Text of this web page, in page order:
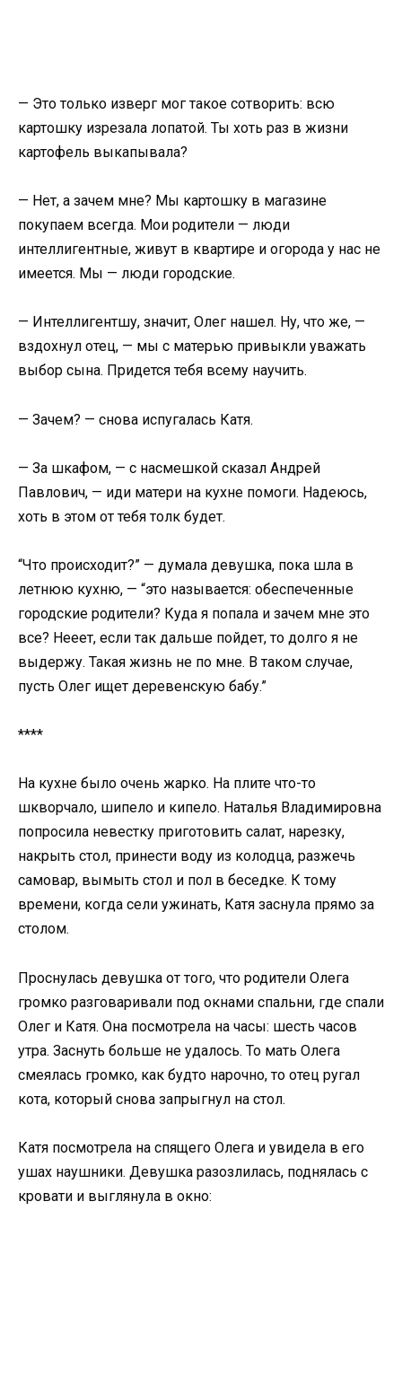
— Это только изверг мог такое сотворить: всю
картошку изрезала лопатой. Ты хоть раз в жизни
картофель выкапывала?
— Нет, а зачем мне? Мы картошку в магазине
покупаем всегда. Мои родители — люди
интеллигентные, живут в квартире и огорода у нас не
имеется. Мы — люди городские.
— Интеллигентшу, значит, Олег нашел. Ну, что же, —
вздохнул отец, — мы с матерью привыкли уважать
выбор сына. Придется тебя всему научить.
— Зачем? — снова испугалась Катя.
— За шкафом, — с насмешкой сказал Андрей
Павлович, — иди матери на кухне помоги. Надеюсь,
хоть в этом от тебя толк будет.
“Что происходит?” — думала девушка, пока шла в
летнюю кухню, — “это называется: обеспеченные
городские родители? Куда я попала и зачем мне это
все? Нееет, если так дальше пойдет, то долго я не
выдержу. Такая жизнь не по мне. В таком случае,
пусть Олег ищет деревенскую бабу.”
****
На кухне было очень жарко. На плите что-то
шкворчало, шипело и кипело. Наталья Владимировна
попросила невестку приготовить салат, нарезку,
накрыть стол, принести воду из колодца, разжечь
самовар, вымыть стол и пол в беседке. К тому
времени, когда сели ужинать, Катя заснула прямо за
столом.
Проснулась девушка от того, что родители Олега
громко разговаривали под окнами спальни, где спали
Олег и Катя. Она посмотрела на часы: шесть часов
утра. Заснуть больше не удалось. То мать Олега
смеялась громко, как будто нарочно, то отец ругал
кота, который снова запрыгнул на стол.
Катя посмотрела на спящего Олега и увидела в его
ушах наушники. Девушка разозлилась, поднялась с
кровати и выглянула в окно: